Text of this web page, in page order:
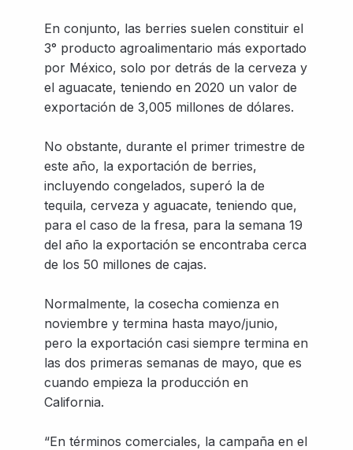
En conjunto, las berries suelen constituir el
3° producto agroalimentario más exportado
por México, solo por detrás de la cerveza y
el aguacate, teniendo en 2020 un valor de
exportación de 3,005 millones de dólares.
No obstante, durante el primer trimestre de
este año, la exportación de berries,
incluyendo congelados, superó la de
tequila, cerveza y aguacate, teniendo que,
para el caso de la fresa, para la semana 19
del año la exportación se encontraba cerca
de los 50 millones de cajas.
Normalmente, la cosecha comienza en
noviembre y termina hasta mayo/junio,
pero la exportación casi siempre termina en
las dos primeras semanas de mayo, que es
cuando empieza la producción en
California.
“En términos comerciales, la campaña en el